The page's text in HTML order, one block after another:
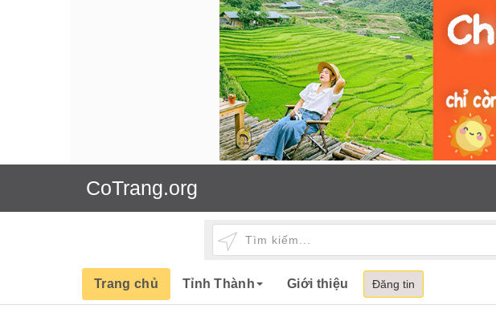
CoTrang.org
Trang chủ Tỉnh Thành Giới thiệu Đăng tin